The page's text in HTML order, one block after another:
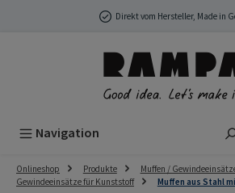
Zum Hauptinhalt springenDirekt vom Hersteller, Made in
Navigation
Onlineshop Produkte
Muffen /
Gewindeeinsätze für Kunststoff
Muffen aus Stahl